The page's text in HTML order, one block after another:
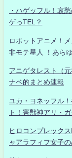
・ハゲッフル！哀
ゲっTEL？
ロボットアニメ！
非モテ星人 ！あら
アニゲタレスト（
ナベ的まとめ速報
ユカ・ヨネッフル
ト！害獣神アリ・
ヒロコンプレック
ャアラフィフ女子